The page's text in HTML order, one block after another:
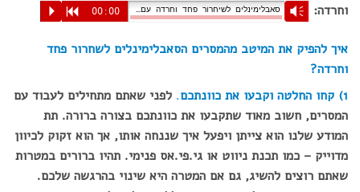
וחרדה:
Vm
00:00
R
P
איך להפיק את המיטב מהמסרים הסאבלימינלים לשחרור פחד
וחרדה?
1) קחו החלטה וקבעו את כוונתכם
. לפני שאתם מתחילים לעבוד עם
המסרים, חשוב מאוד שתקבעו את כוונתכם בצורה ברורה. תת
המודע שלנו הוא צייתן ויפעל איך שננחה אותו, אך הוא זקוק לכיוון
מדוייק – כמו תכנת ניווט או גי.פי.אס פנימי. תהיו ברורים במטרות
שאתם רוצים להשיג, גם אם המטרה היא שינוי בהרגשה שלכם.